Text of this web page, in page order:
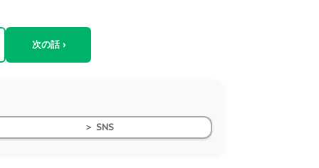
次の話 ›
＞ SNS